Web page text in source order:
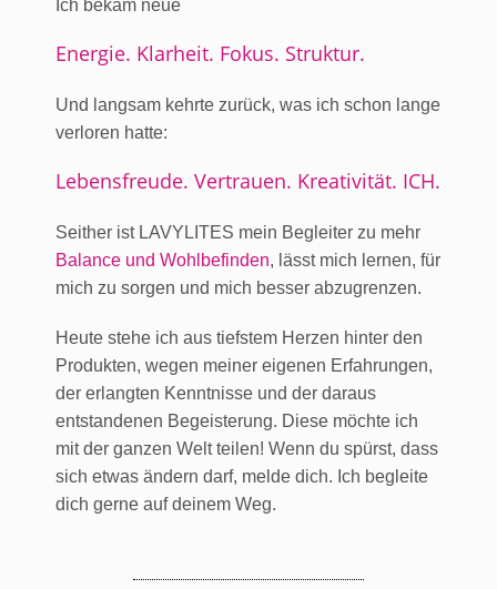
Ich bekam neue
Energie. Klarheit. Fokus. Struktur.
Und langsam kehrte zurück, was ich schon lange
verloren hatte:
Lebensfreude. Vertrauen. Kreativität. ICH.
Seither ist LAVYLITES mein Begleiter zu mehr
Balance und Wohlbefinden, lässt mich lernen, für
mich zu sorgen und mich besser abzugrenzen.
Heute stehe ich aus tiefstem Herzen hinter den
Produkten, wegen meiner eigenen Erfahrungen,
der erlangten Kenntnisse und der daraus
entstandenen Begeisterung. Diese möchte ich
mit der ganzen Welt teilen! Wenn du spürst, dass
sich etwas ändern darf, melde dich. Ich begleite
dich gerne auf deinem Weg.